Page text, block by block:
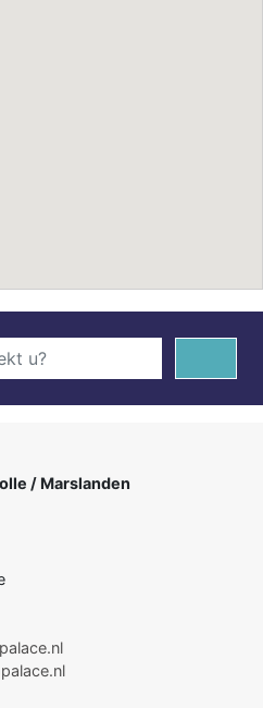
/ Marslanden